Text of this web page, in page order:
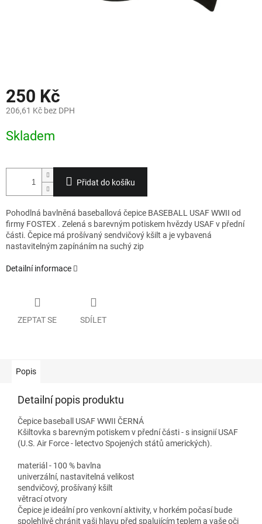
250 Kč
206,61 Kč bez DPH
cena:
Skladem
Přidat do košíku
Pohodlná bavlněná baseballová čepice BASEBALL USAF WWII od
firmy FOSTEX . Zelená s barevným potiskem hvězdy USAF v přední
části. Čepice má prošívaný sendvičový kšilt a je vybavená
nastavitelným zapínáním na suchý zip
Detailní informace
ZEPTAT SE SDÍLET
Popis
Detailní popis produktu
Čepice baseball USAF WWII ČERNÁ
Kšiltovka s barevným potiskem v přední části - s insignií USAF
(U.S. Air Force - letectvo Spojených států amerických).
materiál - 100 % bavlna
univerzální, nastavitelná velikost
sendvičový, prošívaný kšilt
větrací otvory
Čepice je ideální pro venkovní aktivity, v horkém počasí bude
spolehlivě chránit vaši hlavu před spalujícím teplem a vaše oči